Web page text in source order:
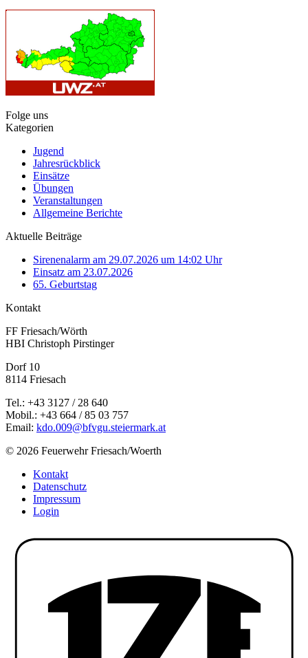
Folge uns
Kategorien
Jugend
Jahresrückblick
Einsätze
Übungen
Veranstaltungen
Allgemeine Berichte
Aktuelle Beiträge
Sirenenalarm am 29.07.2026 um 14:02 Uhr
Einsatz am 23.07.2026
65. Geburtstag
Kontakt
FF Friesach/Wörth
HBI Christoph Pirstinger
Dorf 10
8114 Friesach
Tel.: +43 3127 / 28 640
Mobil.: +43 664 / 85 03 757
Email: kdo.009@bfvgu.steiermark.at
© 2026 Feuerwehr Friesach/Woerth
Kontakt
Datenschutz
Impressum
Login